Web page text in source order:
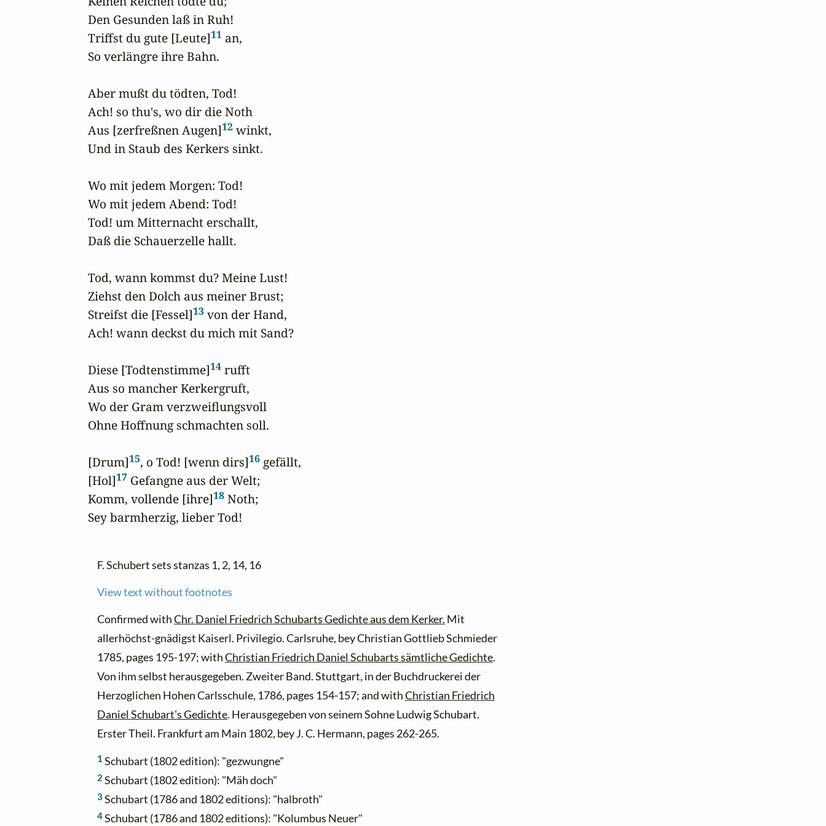
Den Gesunden laß in Ruh!
Triffst du gute [Leute]11 an,
So verlängre ihre Bahn.
Aber mußt du tödten, Tod!
Ach! so thu's, wo dir die Noth
Aus [zerfreßnen Augen]12 winkt,
Und in Staub des Kerkers sinkt.
Wo mit jedem Morgen: Tod!
Wo mit jedem Abend: Tod!
Tod! um Mitternacht erschallt,
Daß die Schauerzelle hallt.
Tod, wann kommst du? Meine Lust!
Ziehst den Dolch aus meiner Brust;
Streifst die [Fessel]13 von der Hand,
Ach! wann deckst du mich mit Sand?
Diese [Todtenstimme]14 rufft
Aus so mancher Kerkergruft,
Wo der Gram verzweiflungsvoll
Ohne Hoffnung schmachten soll.
[Drum]15, o Tod! [wenn dirs]16 gefällt,
[Hol]17 Gefangne aus der Welt;
Komm, vollende [ihre]18 Noth;
Sey barmherzig, lieber Tod!
F. Schubert sets stanzas 1, 2, 14, 16
View text without footnotes
Confirmed withChr. Daniel Friedrich Schubarts Gedichte aus dem Kerker. Mit
allerhöchst-gnädigst Kaiserl. Privilegio. Carlsruhe, bey Christian Gottlieb Schmieder
1785, pages 195-197; withChristian Friedrich Daniel Schubarts sämtliche Gedichte.
Von ihm selbst herausgegeben. Zweiter Band. Stuttgart, in der Buchdruckerei der
Herzoglichen Hohen Carlsschule, 1786, pages 154-157; and withChristian Friedrich
Daniel Schubart's Gedichte. Herausgegeben von seinem Sohne Ludwig Schubart.
Erster Theil. Frankfurt am Main 1802, bey J. C. Hermann, pages 262-265.
1 Schubart (1802 edition): "gezwungne"
2 Schubart (1802 edition): "Mäh doch"
3Schubart (1786 and 1802 editions): "halbroth"
4Schubart (1786 and 1802 editions): "Kolumbus Neuer"